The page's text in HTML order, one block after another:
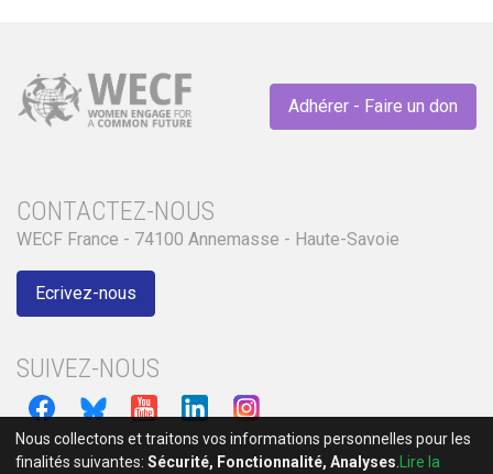
Adhérer - Faire un don
CONTACTEZ-NOUS
WECF France - 74100 Annemasse - Haute-Savoie
Ecrivez-nous
SUIVEZ-NOUS
Nous collectons et traitons vos informations personnelles pour les
finalités suivantes: Sécurité, Fonctionnalité, Analyses Lire la